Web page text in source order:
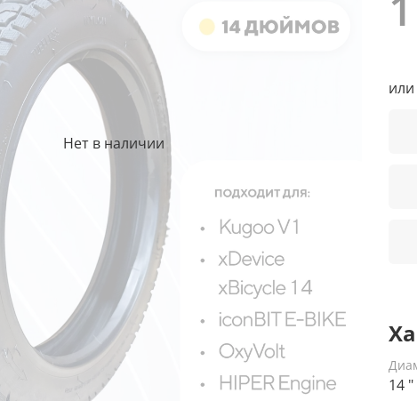
Нет в наличии
14 "